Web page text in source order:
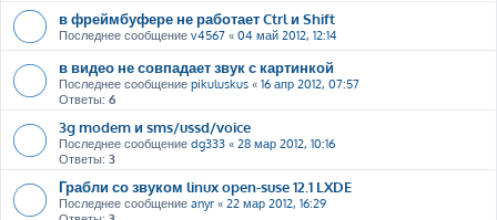
в фреймбуфере не работает Ctrl и Shift
Последнее сообщение v4567 « 04 май 2012, 12:14
в видео не совпадает звук с картинкой
Последнее сообщение pikuluskus « 16 апр 2012, 07:57
Ответы: 6
3g modem и sms/ussd/voice
Последнее сообщение dg333 « 28 мар 2012, 10:16
Ответы: 3
Грабли со звуком linux open-suse 12.1 LXDE
Последнее сообщение anyr « 22 мар 2012, 16:29